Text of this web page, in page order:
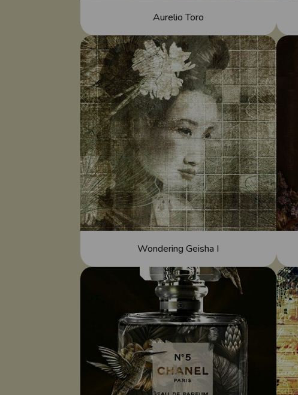
Aurelio Toro
Wondering Geisha I